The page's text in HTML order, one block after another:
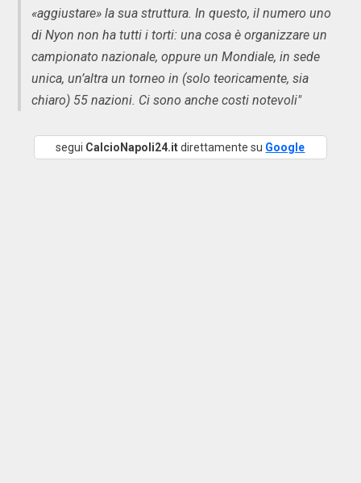
«aggiustare» la sua struttura. In questo, il numero uno
di Nyon non ha tutti i torti: una cosa è organizzare un
campionato nazionale, oppure un Mondiale, in sede
unica, un’altra un torneo in (solo teoricamente, sia
chiaro) 55 nazioni. Ci sono anche costi notevoli"
segui CalcioNapoli24.itdirettamente su Google